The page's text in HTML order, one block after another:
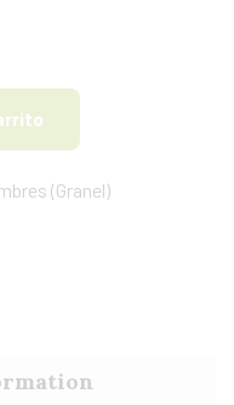
(Granel)